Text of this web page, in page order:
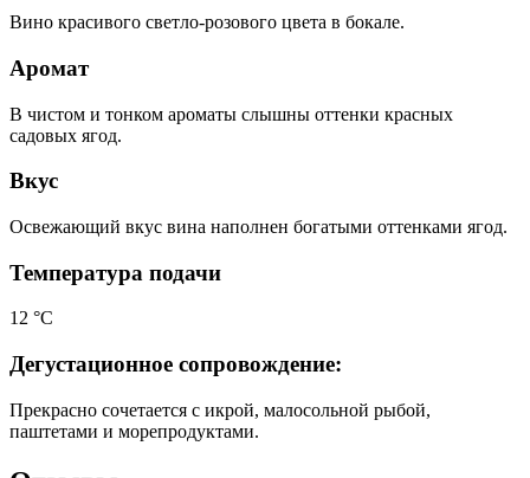
Вино красивого светло-розового цвета в бокале.
Аромат
В чистом и тонком ароматы слышны оттенки красных
садовых ягод.
Вкус
Освежающий вкус вина наполнен богатыми оттенками ягод.
Температура подачи
12 °С
Дегустационное сопровождение:
Прекрасно сочетается с икрой, малосольной рыбой,
паштетами и морепродуктами.